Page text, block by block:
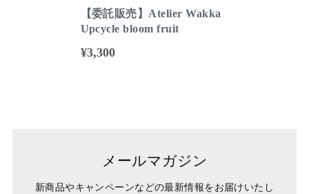
【委託販売】Atelier Wakka
Upcycle bloom fruit
¥3,300
メールマガジン
新商品やキャンペーンなどの最新情報をお届けいたし